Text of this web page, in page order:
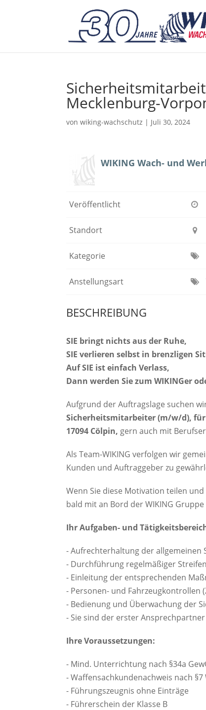
Mecklenburg-
vonwiking-wachschutz | Juli 30, 2024
WIKING Wach- und
Veröffentlicht
Standort
Kategorie
Anstellungsart
BESCHREIBUNG
SIE bringt nichts aus der Ruhe,
SIE verlieren selbst in brenzligen
Auf SIE ist einfach Verlass,
Dann werden Sie zum WIKINGer
Aufgrund der Auftragslage suchen
Sicherheitsmitarbeiter (m/w/d),
17094 Cölpin, gern auch mit
Als Team-WIKING verfolgen wir
Kunden und Auftraggeber zu
Wenn Sie diese Motivation teilen
bald mit an Bord der WIKING
Ihr Aufgaben- und
- Aufrechterhaltung der allgemeinen
- Durchführung regelmäßiger
- Einleitung der entsprechenden
- Personen- und Fahrzeugkontrollen
- Bedienung und Überwachung der
- Sie sind der erster
Ihre Voraussetzungen:
- Mind. Unterrichtung nach §34a
- Waffensachkundenachweis nach §7
- Führungszeugnis ohne Einträge
- Führerschein der Klasse B